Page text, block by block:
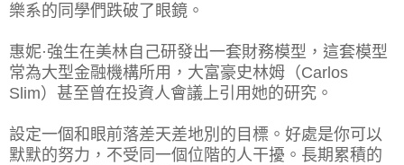
樂系的同學們跌破了眼鏡。
惠妮·強生在美林自己研發出一套財務模型，這套模型
常為大型金融機構所用，大富豪史林姆（Carlos
Slim）甚至曾在投資人會議上引用她的研究。
設定一個和眼前落差天差地別的目標。好處是你可以
默默的努力，不受同一個位階的人干擾。長期累積的